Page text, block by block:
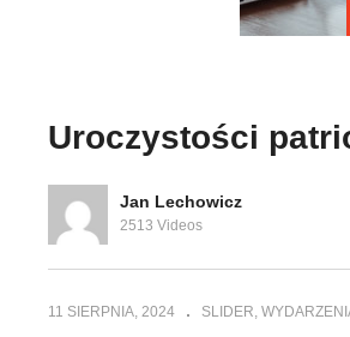
Uroczystości
Jan Lechowicz
2513 Videos
11 SIERPNIA, 2024 SLIDER